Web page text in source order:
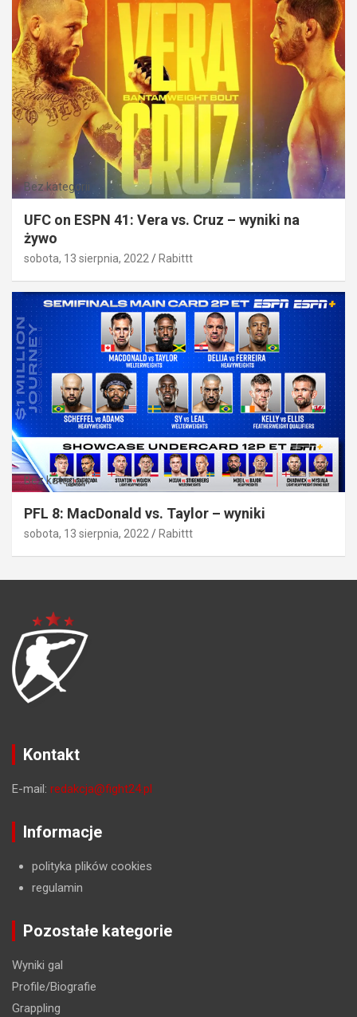
Bez kategorii
UFC on ESPN 41: Vera vs. Cruz – wyniki na
żywo
sobota, 13 sierpnia, 2022 Rabittt
Bez kategorii
PFL 8: MacDonald vs. Taylor – wyniki
sobota, 13 sierpnia, 2022 Rabittt
Kontakt
E-mail: redakcja@fight24.pl
Informacje
polityka plików cookies
regulamin
Pozostałe kategorie
Wyniki gal
Profile/Biografie
Grappling